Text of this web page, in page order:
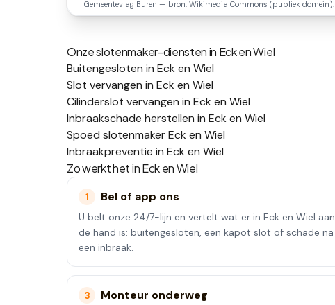
Gemeentevlag Buren — bron: Wikimedia Commons (publiek domein).
Onze slotenmaker-diensten in Eck en Wiel
Buitengesloten in Eck en Wiel
Slot vervangen in Eck en Wiel
Cilinderslot vervangen in Eck en Wiel
Inbraakschade herstellen in Eck en Wiel
Spoed slotenmaker Eck en Wiel
Inbraakpreventie in Eck en Wiel
Zo werkt het inEck en Wiel
1 Bel of app ons
U belt onze 24/7-lijn en vertelt wat er in Eck en Wiel aan
de hand is: buitengesloten, een kapot slot of schade na
een inbraak.
3 Monteur onderweg